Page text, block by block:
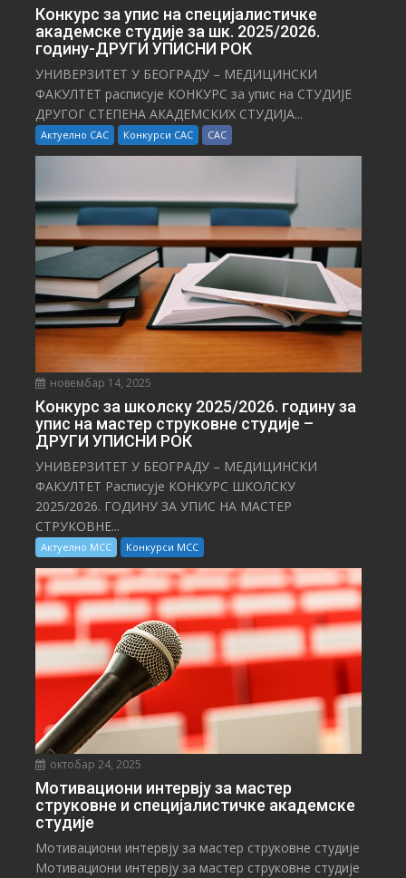
Конкурс за упис на специјалистичке
академске студије за шк. 2025/2026.
годину-ДРУГИ УПИСНИ РОК
УНИВЕРЗИТЕТ У БЕОГРАДУ – МЕДИЦИНСКИ
ФАКУЛТЕТ расписује КОНКУРС за упис на СТУДИЈЕ
ДРУГОГ СТЕПЕНА АКАДЕМСКИХ СТУДИЈА...
Актуелно САС Конкурси САС САС
новембар 14, 2025
Конкурс за школску 2025/⁠2026. годину за
упис на мастер струковне студије –
ДРУГИ УПИСНИ РОК
УНИВЕРЗИТЕТ У БЕОГРАДУ – МЕДИЦИНСКИ
ФАКУЛТЕТ Расписује КОНКУРС ШКОЛСКУ
2025/⁠2026. ГОДИНУ ЗА УПИС НА МАСТЕР
СТРУКОВНЕ...
Актуелно МСС Конкурси МСС
октобар 24, 2025
Мотивациони интервју за мастер
струковне и специјалистичке академске
студије
Мотивациони интервју за мастер струковне студије
Мотивациони интервју за мастер струковне студије